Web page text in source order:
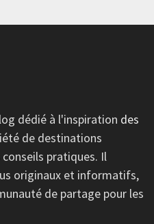
dédié à l'inspiration des
de destinations
pratiques. Il
originaux et informatifs,
de partage pour les